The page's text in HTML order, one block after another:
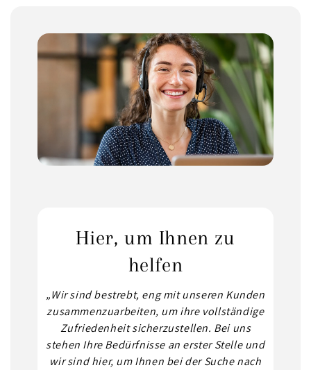
Hier, um Ihnen zu
helfen
„Wir sind bestrebt, eng mit unseren Kunden
zusammenzuarbeiten, um ihre vollständige
Zufriedenheit sicherzustellen. Bei uns
stehen Ihre Bedürfnisse an erster Stelle und
wir sind hier, um Ihnen bei der Suche nach